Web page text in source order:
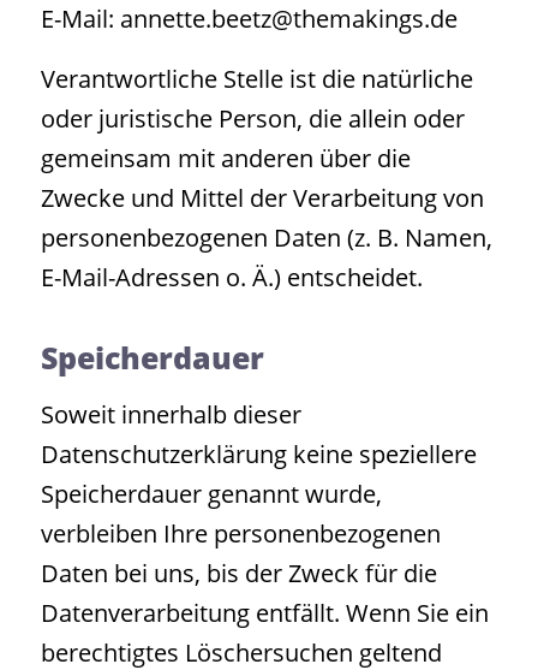
E-Mail: annette.beetz@themakings.de
Verantwortliche Stelle ist die natürliche
oder juristische Person, die allein oder
gemeinsam mit anderen über die
Zwecke und Mittel der Verarbeitung von
personenbezogenen Daten (z. B. Namen,
E-Mail-Adressen o. Ä.) entscheidet.
Speicherdauer
Soweit innerhalb dieser
Datenschutzerklärung keine speziellere
Speicherdauer genannt wurde,
verbleiben Ihre personenbezogenen
Daten bei uns, bis der Zweck für die
Datenverarbeitung entfällt. Wenn Sie ein
berechtigtes Löschersuchen geltend